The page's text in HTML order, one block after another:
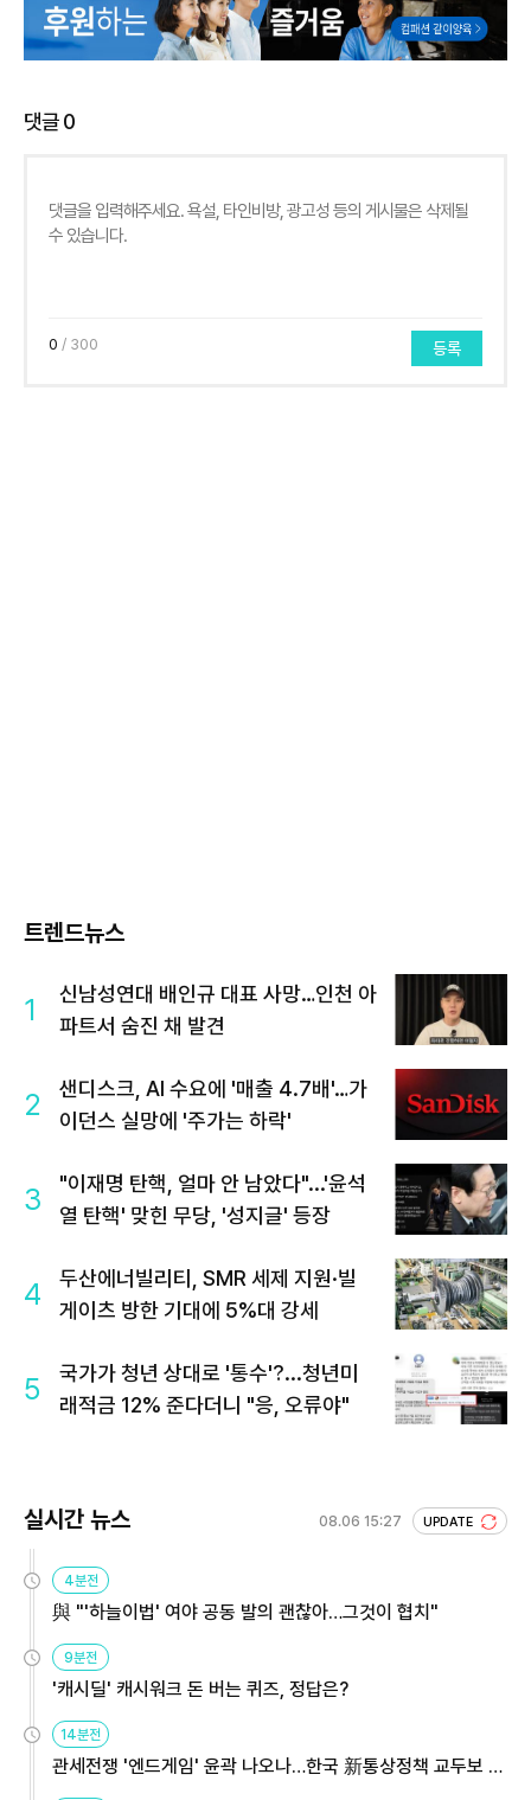
댓글0
0 / 300 등록
트렌드뉴스
1
신남성연대 배인규 대표 사망…인천 아
파트서 숨진 채 발견
2
샌디스크, AI 수요에 '매출 4.7배'…가
이던스 실망에 '주가는 하락'
3
"이재명 탄핵, 얼마 안 남았다"...'윤석
열 탄핵' 맞힌 무당, '성지글' 등장
4
두산에너빌리티, SMR 세제 지원·빌
게이츠 방한 기대에 5%대 강세
5
국가가 청년 상대로 '통수'?...청년미
래적금 12% 준다더니 "응, 오류야"
실시간 뉴스 08.06 15:27 UPDATE
4분전
與 "'하늘이법' 여야 공동 발의 괜찮아…그것이 협치"
9분전
'캐시딜' 캐시워크 돈 버는 퀴즈, 정답은?
14분전
관세전쟁 '엔드게임' 윤곽 나오나…한국 新통상정책 교두보 활
용해야